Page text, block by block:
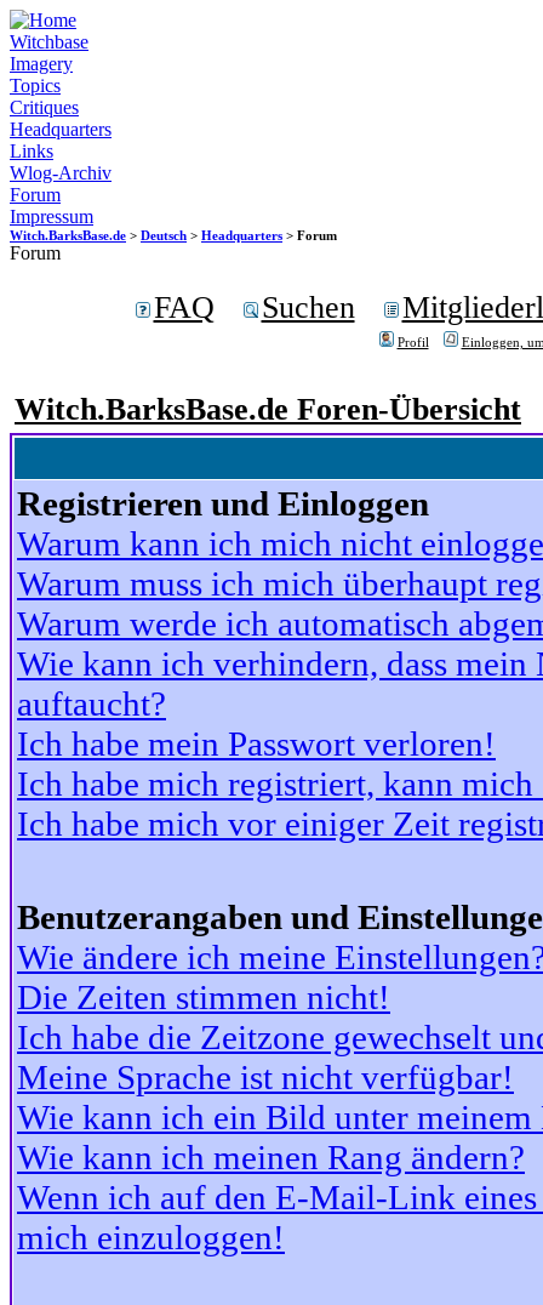
Witchbase
Imagery
Topics
Critiques
Headquarters
Links
Wlog-Archiv
Forum
Impressum
Witch.BarksBase.de > Deutsch > Headquarters > Forum
Forum
FAQ Suchen
Profil Einloggen,
Witch.BarksBase.de Foren-Übersicht
Registrieren und Einloggen
Warum kann ich mich nicht
Warum muss ich mich überhaupt
Warum werde ich automatisch
Wie kann ich verhindern, dass
auftaucht?
Ich habe mein Passwort verloren!
Ich habe mich registriert, kann
Ich habe mich vor einiger Zeit
Benutzerangaben und
Wie ändere ich meine
Die Zeiten stimmen nicht!
Ich habe die Zeitzone gewechselt
Meine Sprache ist nicht verfügbar!
Wie kann ich ein Bild unter meinem
Wie kann ich meinen Rang ändern?
Wenn ich auf den E-Mail-Link
mich einzuloggen!